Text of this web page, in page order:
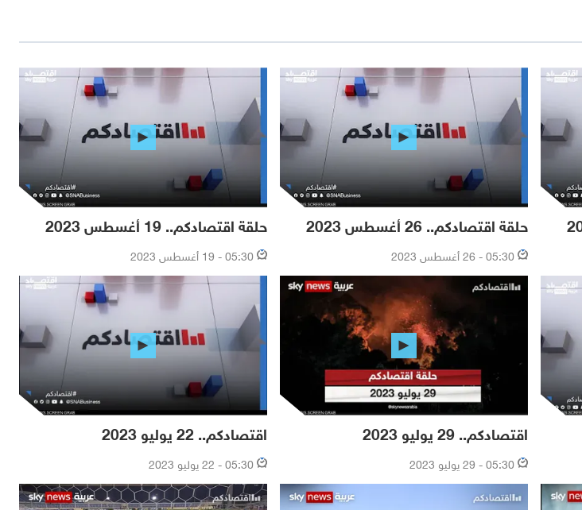
حلقة اقتصادكم.. 26 أغسطس 2023
05:30 - 26 أغسطس 2023
حلقة اقتصادكم.. 19 أغسطس 2023
05:30 - 19 أغسطس 2023
اقتصادكم.. 29 يوليو 2023
05:30 - 29 يوليو 2023
اقتصادكم.. 22 يوليو 2023
05:30 - 22 يوليو 2023